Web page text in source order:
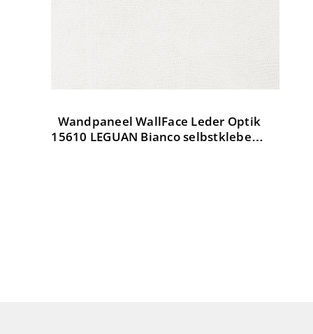
Wandpaneel WallFace Leder Optik
15610 LEGUAN Bianco selbstklebend